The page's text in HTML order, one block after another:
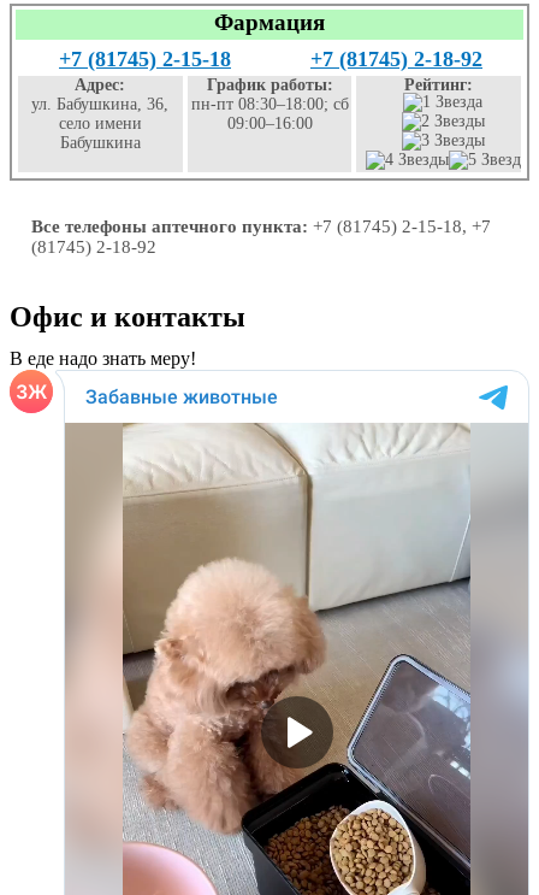
Фармация
+7 (81745) 2-15-18 +7 (81745) 2-18-92
Адрес:
ул. Бабушкина, 36,
село имени
Бабушкина
График работы:
пн-пт 08:30–18:00; сб
09:00–16:00
Рейтинг:
Все телефоны аптечного пункта: +7 (81745) 2-15-18, +7
(81745) 2-18-92
Офис и контакты
В еде надо знать меру!